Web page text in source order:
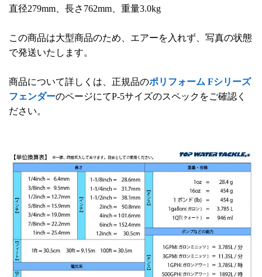
直径279mm、長さ762mm、重量3.0kg
この商品は大型商品のため、エアーを入れず、写真の状態
で発送いたします。
商品について詳しくは、正規品のポリフォーム Fシリーズ
フェンダーのページにてP-5サイズのスペックをご確認く
ださい。